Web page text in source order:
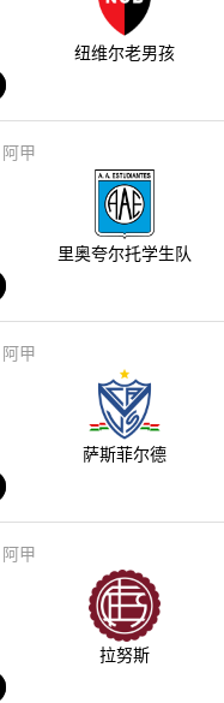
纽维尔老男孩
阿甲
里奥夸尔托学生队
阿甲
萨斯菲尔德
阿甲
拉努斯